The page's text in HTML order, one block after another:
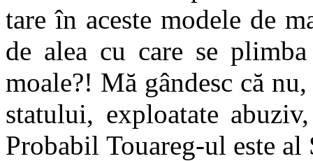
tare în aceste modele de
de alea cu care se
moale?! Mă gândesc că
statului, exploatate
Probabil Touareg-ul este al